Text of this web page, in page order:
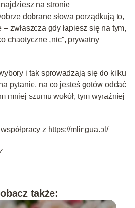
na stronie
dobrane słowa porządkują to,
zwłaszcza gdy łapiesz się na tym,
chaotyczne „nic”, prywatny
i tak sprowadzają się do kilku
pytanie, na co jesteś gotów oddać
mniej szumu wokół, tym wyraźniej
współpracy z https://mlingua.pl/
także: